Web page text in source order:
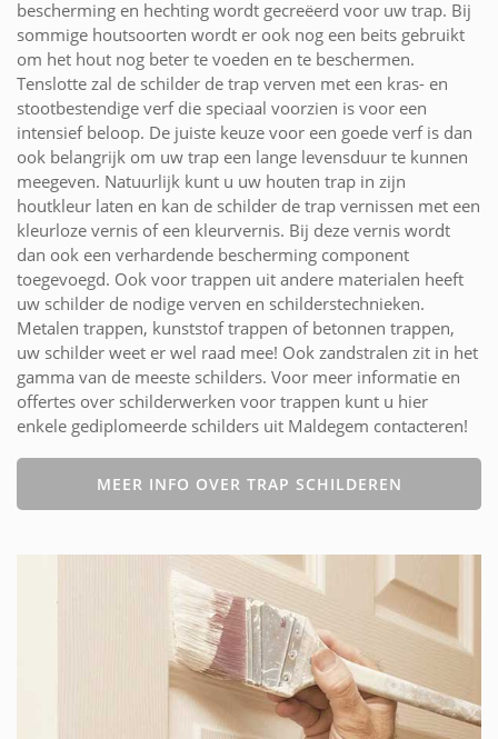
bescherming en hechting wordt gecreëerd voor uw trap. Bij
sommige houtsoorten wordt er ook nog een beits gebruikt
om het hout nog beter te voeden en te beschermen.
Tenslotte zal de schilder de trap verven met een kras- en
stootbestendige verf die speciaal voorzien is voor een
intensief beloop. De juiste keuze voor een goede verf is dan
ook belangrijk om uw trap een lange levensduur te kunnen
meegeven. Natuurlijk kunt u uw houten trap in zijn
houtkleur laten en kan de schilder de trap vernissen met een
kleurloze vernis of een kleurvernis. Bij deze vernis wordt
dan ook een verhardende bescherming component
toegevoegd. Ook voor trappen uit andere materialen heeft
uw schilder de nodige verven en schilderstechnieken.
Metalen trappen, kunststof trappen of betonnen trappen,
uw schilder weet er wel raad mee! Ook zandstralen zit in het
gamma van de meeste schilders. Voor meer informatie en
offertes over schilderwerken voor trappen kunt u hier
enkele gediplomeerde schilders uit Maldegem contacteren!
MEER INFO OVER TRAP SCHILDEREN